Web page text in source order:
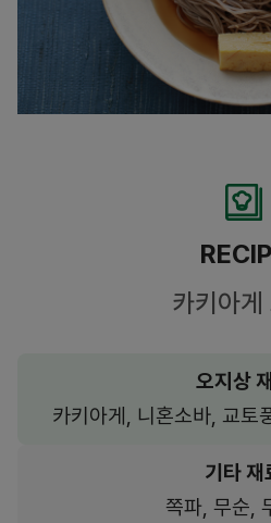
카키아게
오지상
카키아게, 니혼소바, 교토
기타 재
쪽파, 무순,